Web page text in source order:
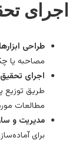
طراحی ابزارهای
مصاحبه یا
اجرای تحقیق
طریق توزیع
مطالعات موردی.
مدیریت و
برای آماده‌سازی